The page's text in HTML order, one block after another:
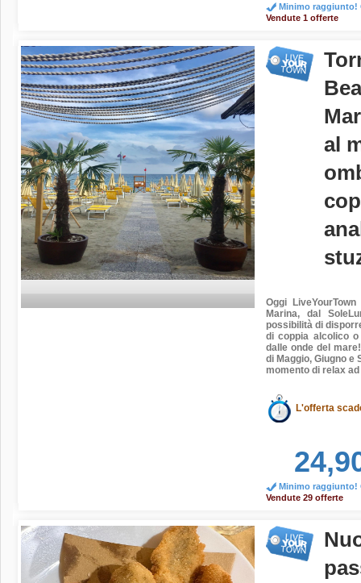
Minimo raggiunto!
Vendute 1 offerte
al
Oggi LiveYourTown
Marina, dal
possibilità di
di coppia alcolico
dalle onde del
di Maggio, Giugno e
momento di relax
L'offerta
Minimo raggiunto!
Vendute 29 offerte